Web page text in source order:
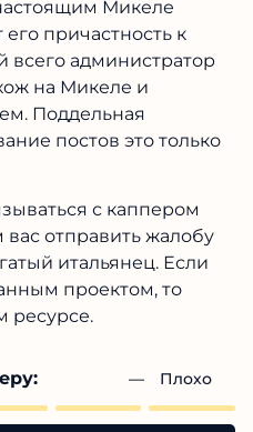
Микеле
причастность к
всего администратор
на Микеле и
Поддельная
постов это только
с каппером
отправить жалобу
итальянец. Если
проектом, то
ресурсе.
— Плохо